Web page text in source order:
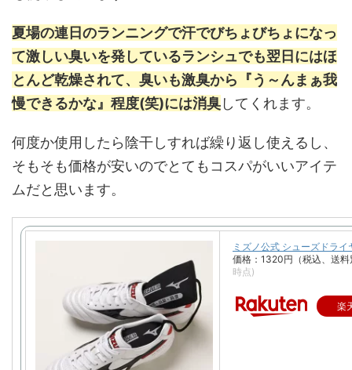
夏場の連日のランニングで汗でびちょびちょになっ
て激しい臭いを発しているランシュでも翌日にはほ
とんど乾燥されて、臭いも激臭から『う～んまぁ我
慢できるかな』程度(笑)には消臭してくれます。
何度か使用したら陰干しすれば繰り返し使えるし、
そもそも価格が安いのでとてもコスパがいいアイテ
ムだと思います。
ミズノ公式 シューズドライ
価格：1320円（税込、送
時点)
楽